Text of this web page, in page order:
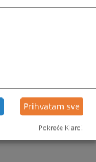
Prihvatam sve
Pokreće Klaro!